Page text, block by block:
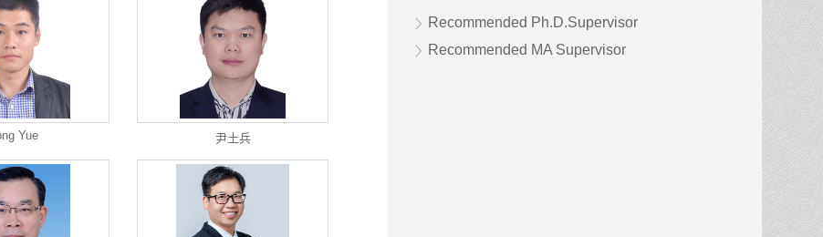
Yue 尹土兵
Recommended Ph.D.Supervisor
Recommended MA Supervisor